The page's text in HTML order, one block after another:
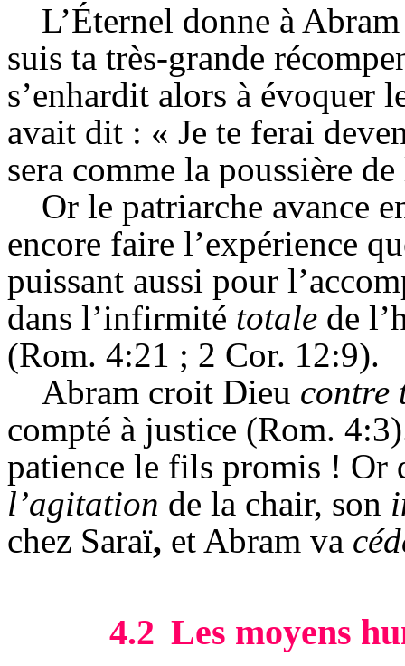
L’Éternel donne à Abram
suis ta très-grande
s’enhardit alors à évoquer
avait dit : « Je te ferai
sera comme la poussière
Or le patriarche avance
encore faire l’expérience
puissant aussi pour
dans l’infirmité totale de
(Rom. 4:21 ; 2 Cor. 12:9).
Abram croit Dieu contre
compté à justice (Rom.
patience le fils promis ! Or
l’agitation de la chair, son
chez Saraï, et Abram va
4.2 Les moyens